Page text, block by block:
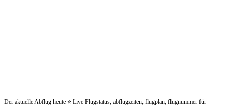
Der aktuelle Abflug heute ⭐ Live Flugstatus, abflugzeiten, flugplan, flugnummer für